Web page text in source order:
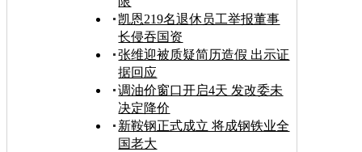
凯恩219名退休员工举报董事
长侵吞国资
张维迎被质疑简历造假 出示证
据回应
调油价窗口开启4天 发改委未
决定降价
新鞍钢正式成立 将成钢铁业全
国老大